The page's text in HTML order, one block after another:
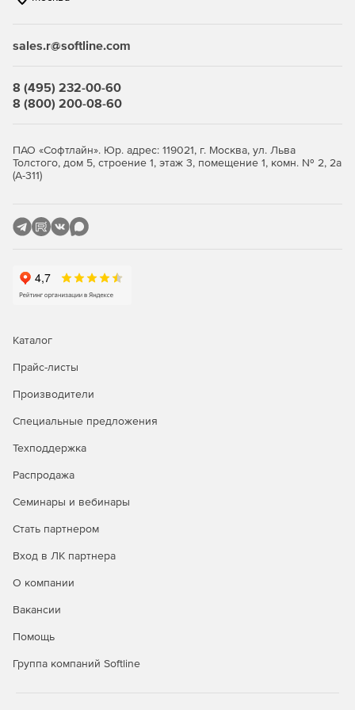
связанные с соблюдением нормативных актов.
Безопасность виртуальной среды и
рабочих столов
Легковесные агенты снижают потребление ресурсов
виртуализации до 30%, обеспечивая оптимизацию
Поддержка широкого спектра платформ
виртуализации серверов и инфраструктур VDI.
сервисов.
Управление всеми аспектами безопасности удобно и
Автоматизация политики безопасности и
среды.
облачных сред и успешно отражайте самые сложные
атаки.
sales.r@softline.com
8 (495) 232-00-60
8 (800) 200-08-60
ПАО «Софтлайн». Юр. адрес: 119021, г. Москва, ул. Льва
Толстого, дом 5, строение 1, этаж 3, помещение 1, комн. № 2, 2а
(А-311)
Каталог
Прайс-листы
Производители
Специальные предложения
Техподдержка
Распродажа
Семинары и вебинары
Стать партнером
Вход в ЛК партнера
О компании
Вакансии
Помощь
Группа компаний Softline